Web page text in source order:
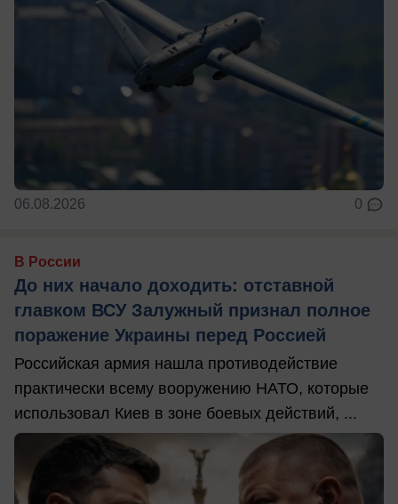
06.08.2026 0
В России
До них начало доходить: отставной
главком ВСУ Залужный признал полное
поражение Украины перед Россией
Российская армия нашла противодействие
практически всему вооружению НАТО, которые
использовал Киев в зоне боевых действий, ...